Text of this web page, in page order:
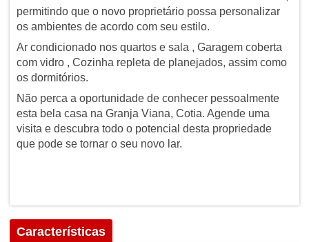
permitindo que o novo proprietário possa personalizar
os ambientes de acordo com seu estilo.
Ar condicionado nos quartos e sala , Garagem coberta
com vidro , Cozinha repleta de planejados, assim como
os dormitórios.
Não perca a oportunidade de conhecer pessoalmente
esta bela casa na Granja Viana, Cotia. Agende uma
visita e descubra todo o potencial desta propriedade
que pode se tornar o seu novo lar.
Características